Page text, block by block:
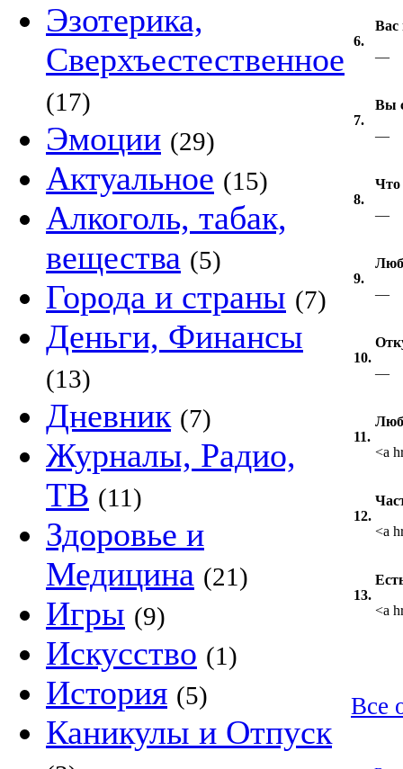
Эзотерика,
Сверхъестественное
(17)
Эмоции (29)
Актуальное (15)
Алкоголь, табак,
вещества (5)
Города и страны (7)
Деньги, Финансы
(13)
Дневник (7)
Журналы, Радио,
ТВ (11)
Здоровье и
Медицина (21)
Игры (9)
Искусство (1)
История (5)
Каникулы и Отпуск
6.
Вас
—
7.
Вы
—
8.
Что
—
9.
—
10.
—
11.
<a
12.
<a
13.
<a
Все